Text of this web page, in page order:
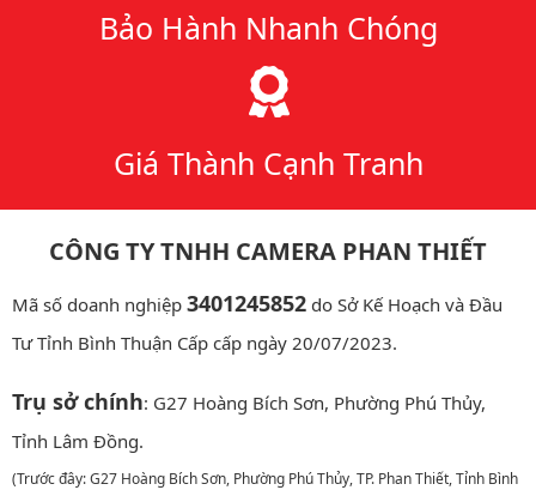
Bảo Hành Nhanh Chóng
Giá Thành Cạnh Tranh
CÔNG TY TNHH CAMERA PHAN THIẾT
Mã số doanh nghiệp 3401245852 do Sở Kế Hoạch và Đầu
Tư Tỉnh Bình Thuận Cấp cấp ngày 20/07/2023.
Trụ sở chính: G27 Hoàng Bích Sơn, Phường Phú Thủy,
Tỉnh Lâm Đồng.
(Trước đây: G27 Hoàng Bích Sơn, Phường Phú Thủy, TP. Phan Thiết, Tỉnh Bình